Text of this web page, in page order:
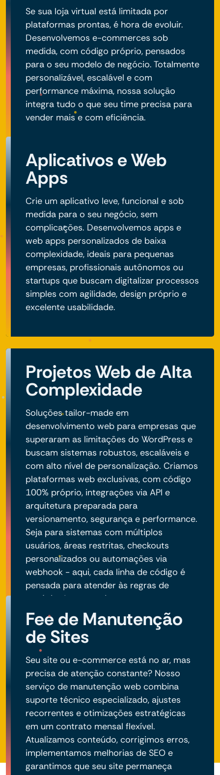
Se sua loja virtual está limitada por
plataformas prontas, é hora de evoluir.
Desenvolvemos e-commerces sob
medida, com código próprio, pensados
para o seu modelo de negócio. Totalmente
personalizável, escalável e com
performance máxima, nossa solução
integra tudo o que seu time precisa para
vender mais e com eficiência.
Aplicativos e Web
Apps
Crie um aplicativo leve, funcional e sob
medida para o seu negócio, sem
complicações. Desenvolvemos apps e
web apps personalizados de baixa
complexidade, ideais para pequenas
empresas, profissionais autônomos ou
startups que buscam digitalizar processos
simples com agilidade, design próprio e
excelente usabilidade.
Projetos Web de Alta
Complexidade
Soluções tailor-made em
desenvolvimento web para empresas que
superaram as limitações do WordPress e
buscam sistemas robustos, escaláveis e
com alto nível de personalização. Criamos
plataformas web exclusivas, com código
100% próprio, integrações via API e
arquitetura preparada para
versionamento, segurança e performance.
Seja para sistemas com múltiplos
usuários, áreas restritas, checkouts
personalizados ou automações via
webhook - aqui, cada linha de código é
pensada para atender às regras de
negócio do seu projeto.
Fee de Manutenção
de Sites
Seu site ou e-commerce está no ar, mas
precisa de atenção constante? Nosso
serviço de manutenção web combina
suporte técnico especializado, ajustes
recorrentes e otimizações estratégicas
em um contrato mensal flexível.
Atualizamos conteúdo, corrigimos erros,
implementamos melhorias de SEO e
garantimos que seu site permaneça